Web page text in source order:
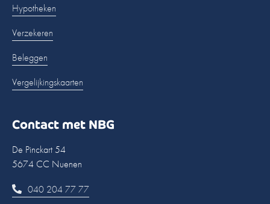
Hypotheken
Verzekeren
Beleggen
Vergelijkingskaarten
Contact met NBG
De Pinckart 54
5674 CC Nuenen
040 204 77 77